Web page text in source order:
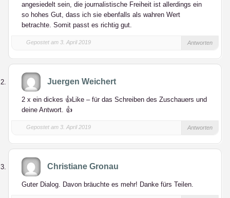
angesiedelt sein, die journalistische Freiheit ist allerdings ein
so hohes Gut, dass ich sie ebenfalls als wahren Wert
betrachte. Somit passt es richtig gut.
Gepostet am 3. April 2019 Antworten
Juergen Weichert
2 x ein dickes 👍Like – für das Schreiben des Zuschauers und
deine Antwort. 👍
Gepostet am 3. April 2019 Antworten
Christiane Gronau
Guter Dialog. Davon bräuchte es mehr! Danke fürs Teilen.